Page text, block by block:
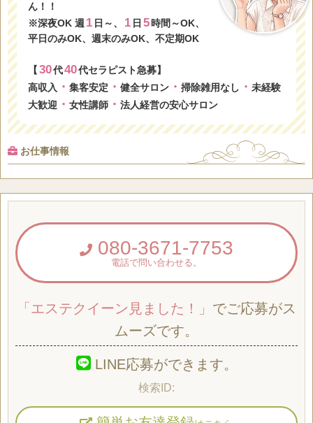
ん！！
※深夜OK 週 1 日～、 1 日 5 時間～OK、
平日のみOK、週末のみOK、不定期OK
【 30代40代セラピスト急募】
高収入 ・ 集客安定 ・ 健全サロン・ 掃除雑用なし ・ 未経験
大歓迎・ 女性講師・ 法人経営の安心サロン
お仕事情報
080-3671-7753
電話で問い合わせる。
「エステクイーン見ました！」 でご応募がス
ムーズです。
LINE応募ができます。